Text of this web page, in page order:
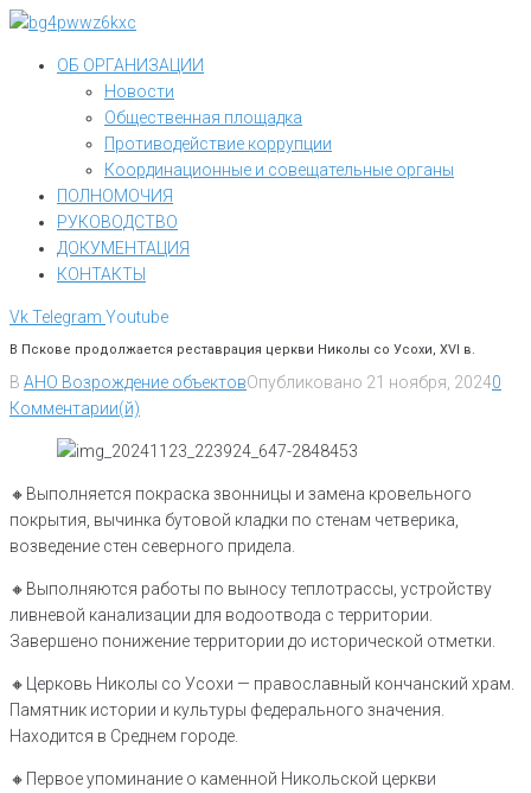
Перейти
контентуОБ ОРГАНИЗАЦИИ
Новости
Общественная площадка
Противодействие коррупции
Координационные и совещательные органы
ПОЛНОМОЧИЯ
РУКОВОДСТВО
ДОКУМЕНТАЦИЯ
КОНТАКТЫ
VkTelegram Youtube
В Пскове продолжается реставрация церкви Николы со Усохи, XVI в.
В АНО Возрождение объектовОпубликовано 21 ноября, 20240
Комментарии(й)
🔸️Выполняется покраска звонницы и замена кровельного
покрытия, вычинка бутовой кладки по стенам четверика,
возведение стен северного придела.
🔸️Выполняются работы по выносу теплотрассы, устройству
ливневой канализации для водоотвода с территории.
Завершено понижение территории до исторической отметки.
🔸️Церковь Николы со Усохи — православный кончанский храм.
Памятник истории и культуры федерального значения.
Находится в Среднем городе.
🔸️Первое упоминание о каменной Никольской церкви